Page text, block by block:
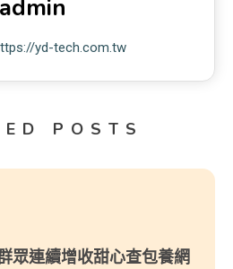
admin
yd-tech.com.tw
POSTS
眾連續增收甜心查包養網